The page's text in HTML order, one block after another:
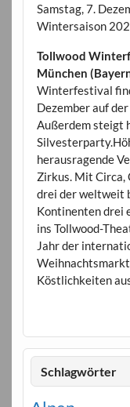
Samstag, 7.
Wintersaison
Tollwood
München
Winterfestival
Dezember auf
Außerdem steigt
herausragende
Zirkus. Mit Circa,
drei der weltweit
Kontinenten drei
ins Tollwood-
Jahr der
Köstlichkeiten
Schlagwörter